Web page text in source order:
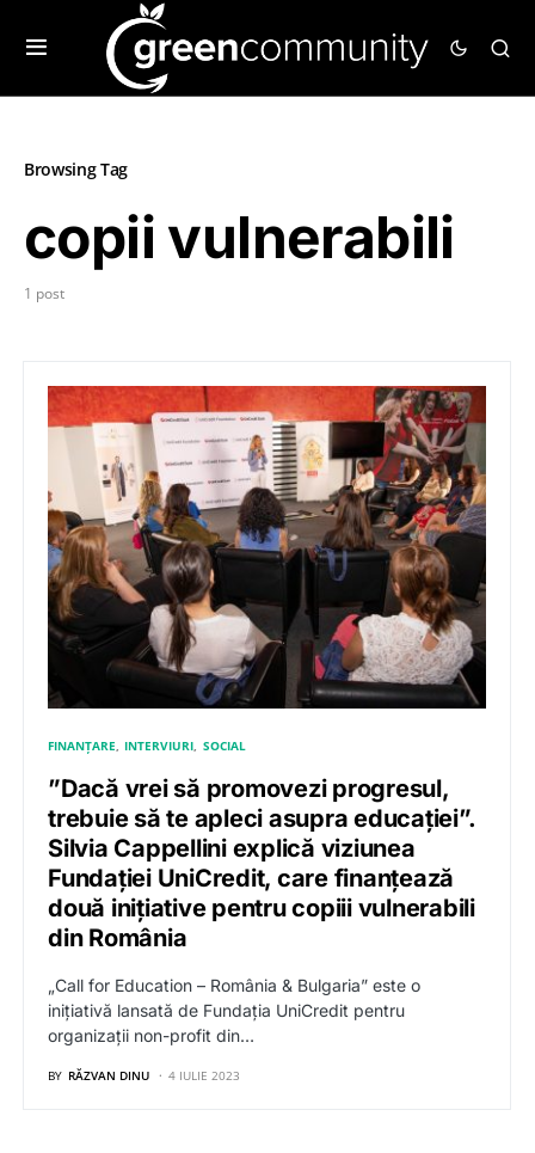
Browsing Tag
copii vulnerabili
1 post
FINANȚARE INTERVIURI SOCIAL
”Dacă vrei să promovezi progresul,
trebuie să te apleci asupra educației”.
Silvia Cappellini explică viziunea
Fundației UniCredit, care finanțează
două inițiative pentru copiii vulnerabili
din România
„Call for Education – România & Bulgaria” este o
inițiativă lansată de Fundația UniCredit pentru
organizații non-profit din…
BY RĂZVAN DINU 4 IULIE 2023